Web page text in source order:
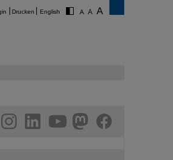
Drucken English